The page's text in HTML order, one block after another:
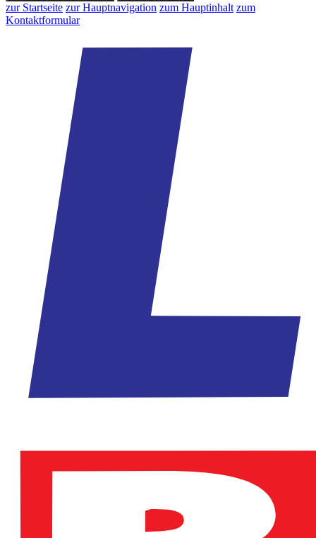
zur Startseite zur Hauptnavigation zum Hauptinhalt zum
Kontaktformular